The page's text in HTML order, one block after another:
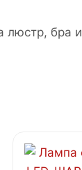
люстр, бра и